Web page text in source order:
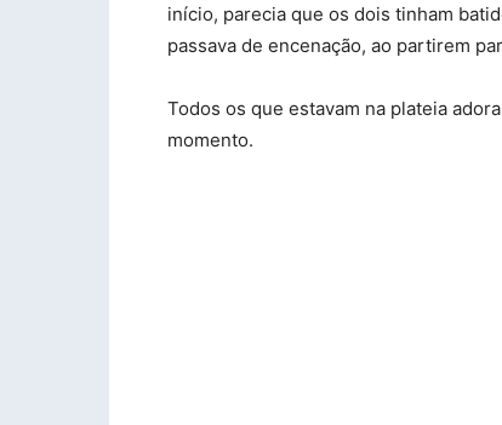
início, parecia que os dois tinham
passava de encenação, ao partirem
Todos os que estavam na plateia
momento.